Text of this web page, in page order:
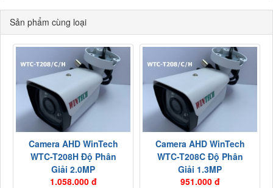
Sản phẩm cùng loại
Camera AHD WinTech
WTC-T208H Độ Phân
Giải 2.0MP
1.058.000 đ
Camera AHD WinTech
WTC-T208C Độ Phân
Giải 1.3MP
951.000 đ